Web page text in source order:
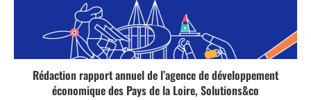
Rédaction rapport annuel de l’agence de développement
économique des Pays de la Loire, Solutions&co